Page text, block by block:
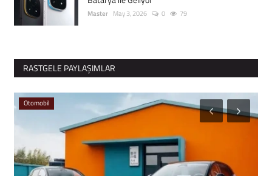
Master May 3, 2026 0 79
RASTGELE PAYLAŞIMLAR
Otomobil